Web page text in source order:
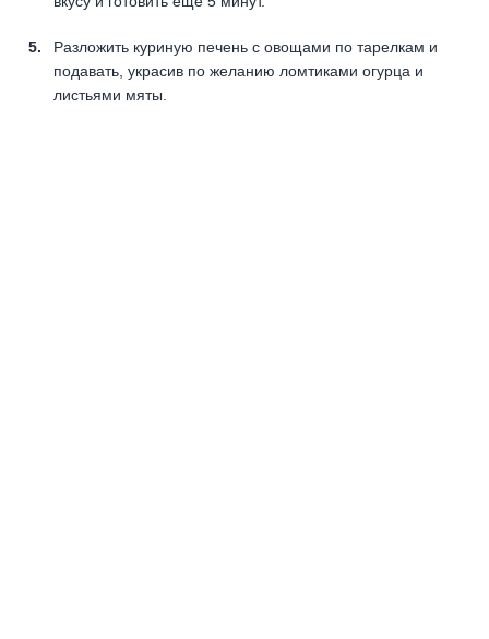
Разложить куриную печень с овощами по тарелкам и
подавать, украсив по желанию ломтиками огурца и
листьями мяты.